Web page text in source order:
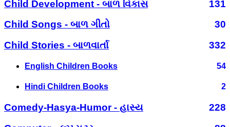
Child Development - બાળ વિકાસ
131
Child Songs - બાળ ગીતો
30
Child Stories - બાળવાર્તા
332
English Children Books 54
Hindi Children Books 2
Comedy-Hasya-Humor - હાસ્ય
228